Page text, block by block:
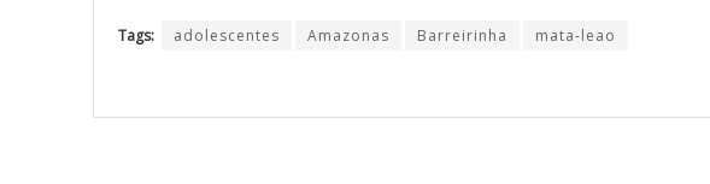
Tags: adolescentes Amazonas Barreirinha mata-leao